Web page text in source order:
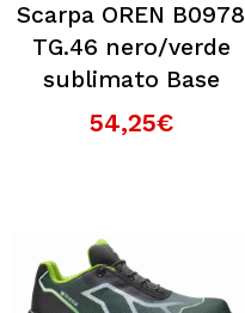
Scarpa OREN B0978
TG.46 nero/verde
sublimato Base
54,25€